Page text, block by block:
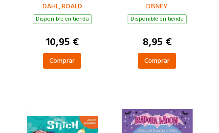
DE MATILDA
DAHL, ROALD
Disponible en tienda
10,95 €
Comprar
DISNEY
Disponible en tienda
8,95 €
Comprar